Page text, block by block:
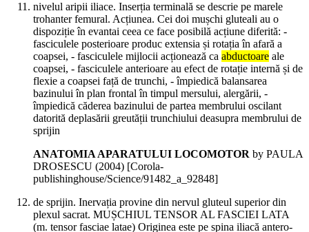
nivelul aripii iliace. Inserția terminală se descrie pe marele
trohanter femural. Acțiunea. Cei doi mușchi gluteali au o
dispoziție în evantai ceea ce face posibilă acțiune diferită: -
fasciculele posterioare produc extensia și rotația în afară a
coapsei, - fasciculele mijlocii acționează ca abductoare ale
coapsei, - fasciculele anterioare au efect de rotație internă și de
flexie a coapsei față de trunchi, - împiedică balansarea
bazinului în plan frontal în timpul mersului, alergării, -
împiedică căderea bazinului de partea membrului oscilant
datorită deplasării greutății trunchiului deasupra membrului de
sprijin
ANATOMIA APARATULUI LOCOMOTOR by PAULA
DROSESCU (2004) [Corola-
publishinghouse/Science/91482_a_92848]
de sprijin. Inervația provine din nervul gluteul superior din
plexul sacrat. MUȘCHIUL TENSOR AL FASCIEI LATA
(m. tensor fasciae latae) Originea este pe spina iliacă antero-